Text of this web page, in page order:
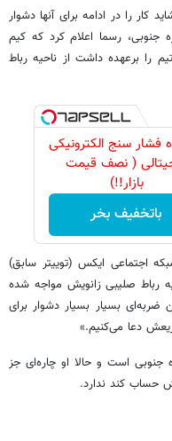
کار را در ادامه برای آنها دشوار
جنوبی، رسما اعلام کرد که کیم
را برعهده داشت از ناحیه رباط
فشار سنج الکترونیکی
( نصف قیمت
بازار!!)
باتخفیف بخر
اجتماعی ایکس (توییتر سابق)
رباط صلیبی زانویش مواجه شده
بسیار بسیار دشوار برای
دعا می‌کنیم.»
جنوبی است و حالا او چاره‌ای جز
حساب کند ندارد.